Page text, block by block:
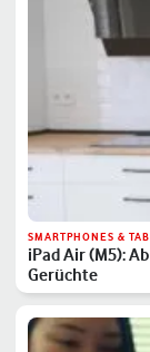
SMARTPHONES &
iPad Air (M5):
Gerüchte